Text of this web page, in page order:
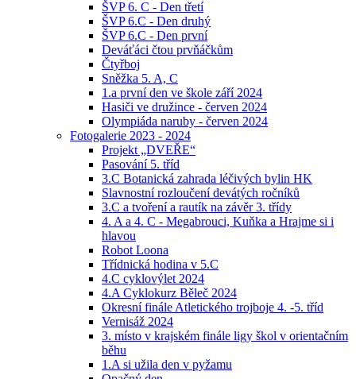
ŠVP 6. C - Den třetí
ŠVP 6.C - Den druhý
ŠVP 6.C - Den první
Deváťáci čtou prvňáčkům
Čtyřboj
Sněžka 5. A, C
1.a první den ve škole září 2024
Hasiči ve družince - červen 2024
Olympiáda naruby - červen 2024
Fotogalerie 2023 - 2024
Projekt „DVEŘE“
Pasování 5. tříd
3.C Botanická zahrada léčivých bylin HK
Slavnostní rozloučení devátých ročníků
3.C a tvoření a rautík na závěr 3. třídy
4. A a 4. C - Megabrouci, Kuňka a Hrajme si i
hlavou
Robot Loona
Třídnická hodina v 5.C
4.C cyklovýlet 2024
4.A Cyklokurz Běleč 2024
Okresní finále Atletického trojboje 4. -5. tříd
Vernisáž 2024
3. místo v krajském finále ligy škol v orientačním
běhu
1.A si užila den v pyžamu